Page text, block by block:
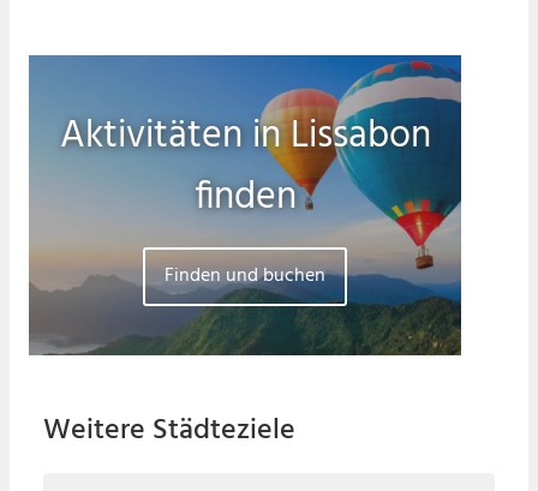
Aktivitäten in Lissabon
finden
Finden und buchen
Weitere Städteziele